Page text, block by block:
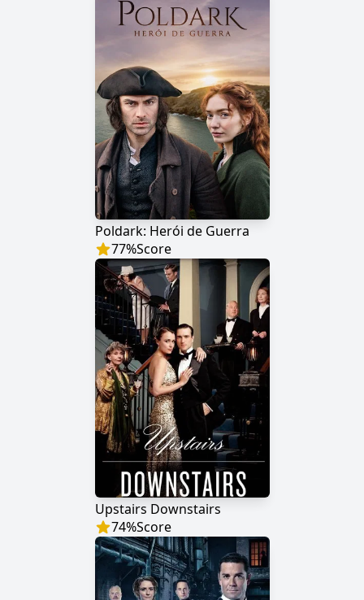
Poldark: Herói de Guerra
77%Score
Upstairs Downstairs
74%Score